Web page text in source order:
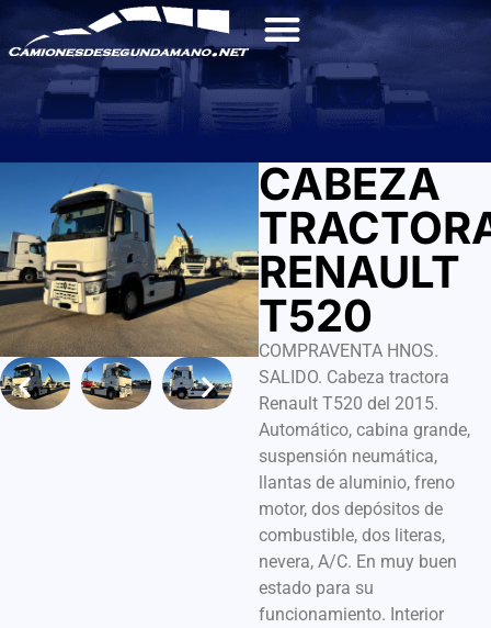
CABEZA
RENAULT
T520
COMPRAVENTA HNOS.
SALIDO. Cabeza tractora
Renault T520 del 2015.
Automático, cabina grande,
suspensión neumática,
llantas de aluminio, freno
motor, dos depósitos de
combustible, dos literas,
nevera, A/C. En muy buen
estado para su
funcionamiento. Interior